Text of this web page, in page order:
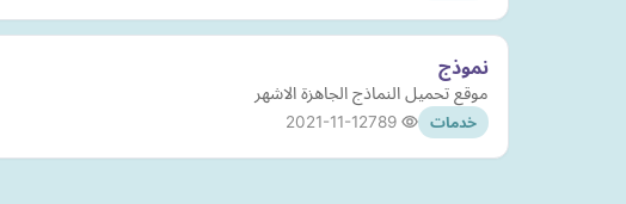
نموذج
موقع تحميل النماذج الجاهزة الاشهر
خدمات 2021-11-12